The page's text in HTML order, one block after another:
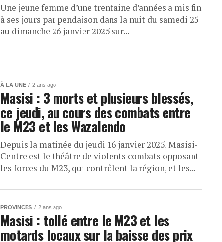
Une jeune femme d’une trentaine d’années a mis fin
à ses jours par pendaison dans la nuit du samedi 25
au dimanche 26 janvier 2025 sur...
À LA UNE 2 ans ago
Masisi : 3 morts et plusieurs blessés,
ce jeudi, au cours des combats entre
le M23 et les Wazalendo
Depuis la matinée du jeudi 16 janvier 2025, Masisi-
Centre est le théâtre de violents combats opposant
les forces du M23, qui contrôlent la région, et les...
PROVINCES 2 ans ago
Masisi : tollé entre le M23 et les
motards locaux sur la baisse des prix